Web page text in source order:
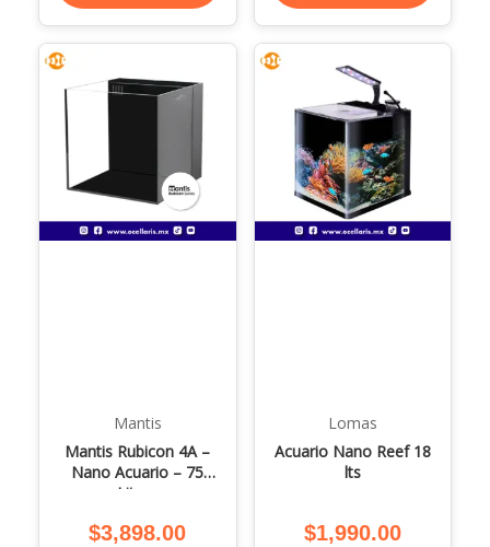
Mantis
Mantis Rubicon 4A –
Nano Acuario – 75
Litros
$3,898.00
Lomas
Acuario Nano Reef 18
lts
$1,990.00